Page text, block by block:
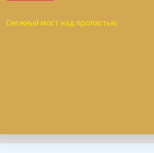
Снежный мост над пропастью